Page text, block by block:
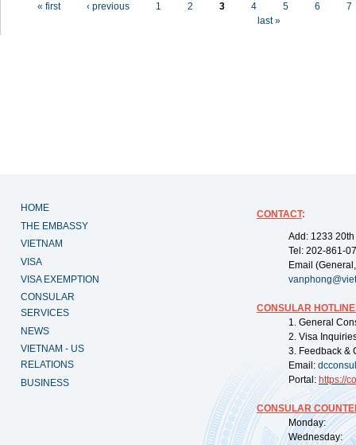
« first ‹ previous 1 2 3 4 5 6
7
last »
HOME
THE EMBASSY
VIETNAM
VISA
VISA EXEMPTION
CONSULAR
SERVICES
NEWS
VIETNAM - US
RELATIONS
BUSINESS
CONTACT:
Add: 1233
Tel: 202-861-
Email
CONSULAR
1. General
2. Visa
3. Feedback &
Email:
Portal: https://
CONSULAR
Monday:
Wednesday: